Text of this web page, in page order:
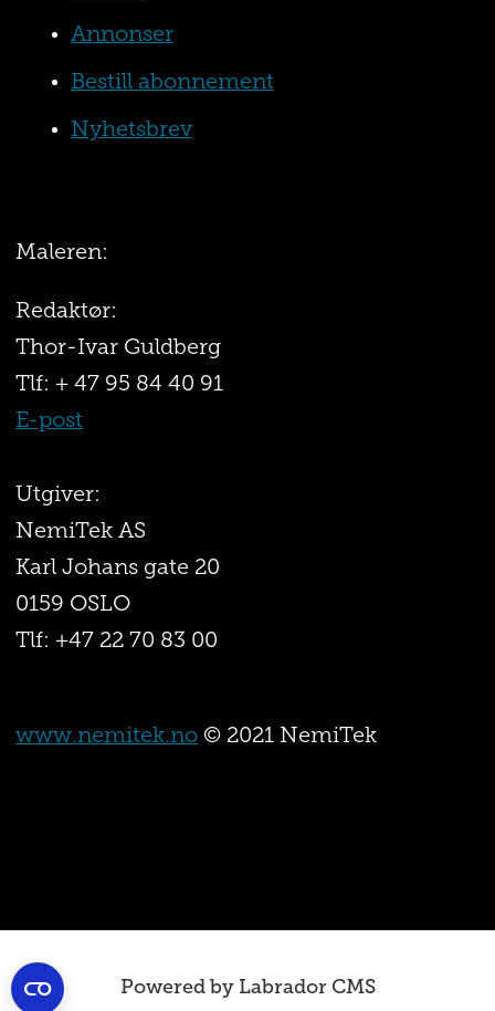
Annonser
Bestill abonnement
Nyhetsbrev
Maleren:
Redaktør:
Thor-Ivar Guldberg
Tlf: + 47 95 84 40 91
E-post
Utgiver:
NemiTek AS
Karl Johans gate 20
0159 OSLO
Tlf: +47 22 70 83 00
www.nemitek.no© 2021 NemiTek
Powered by Labrador CMS